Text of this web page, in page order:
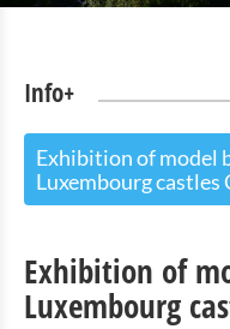
Info+
Exhibition of model
Luxembourg castles
Points of interest
Exhibition of
Luxembourg